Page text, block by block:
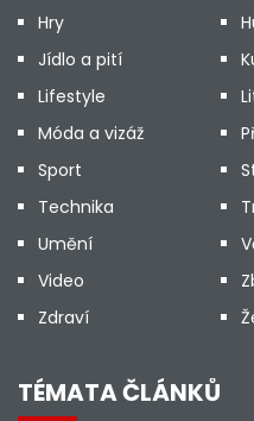
Hry
Jídlo a pití
Lifestyle
Móda a vizáž
Sport
Technika
Umění
Video
Zdraví
TÉMATA ČLÁNKŮ